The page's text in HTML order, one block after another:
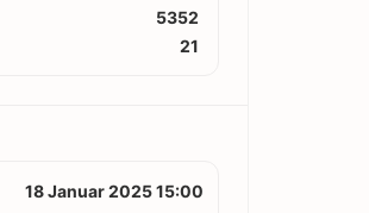
5352
21
18 Januar 2025 15:00